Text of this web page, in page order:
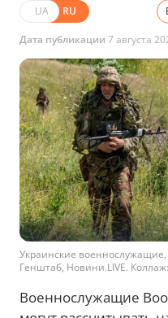
UA RU
Дата публикации 7 августа
Украинские военнослужащие,
Генштаб, Новини.LIVE.
Военнослужащие